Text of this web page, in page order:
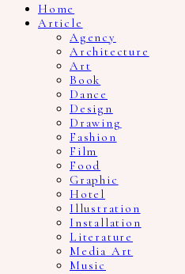
Home
Article
Agency
Architecture
Art
Book
Dance
Design
Drawing
Fashion
Film
Food
Graphic
Hotel
Illustration
Installation
Literature
Media Art
Music